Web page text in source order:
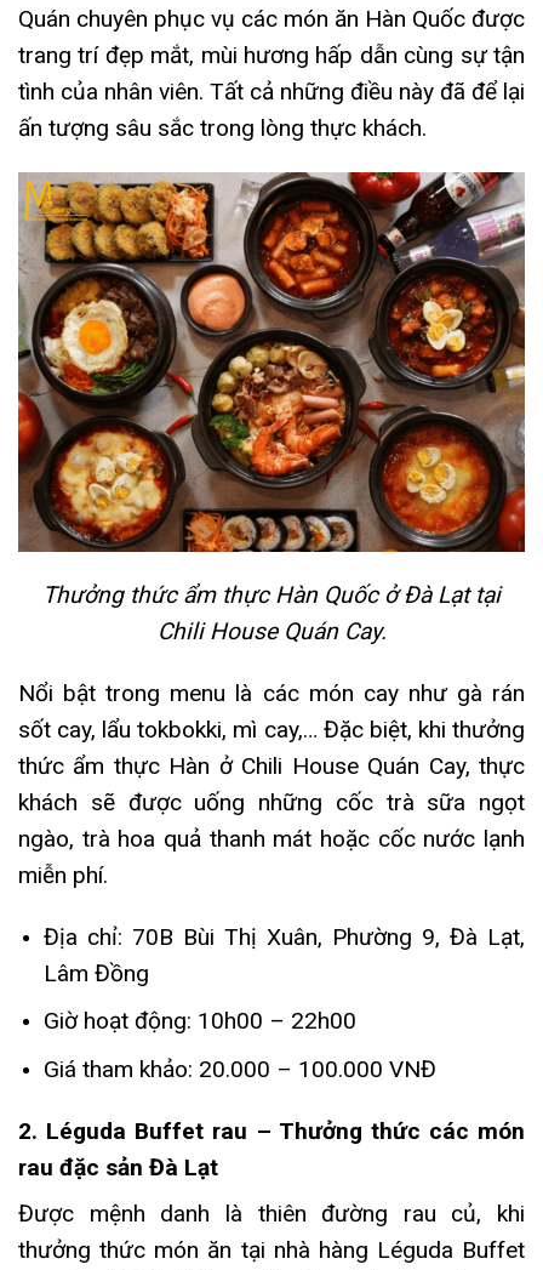
Quán chuyên phục vụ các món ăn Hàn Quốc được
trang trí đẹp mắt, mùi hương hấp dẫn cùng sự tận
tình của nhân viên. Tất cả những điều này đã để lại
ấn tượng sâu sắc trong lòng thực khách.
Thưởng thức ẩm thực Hàn Quốc ở Đà Lạt tại
Chili House Quán Cay.
Nổi bật trong menu là các món cay như gà rán
sốt cay, lẩu tokbokki, mì cay,… Đặc biệt, khi thưởng
thức ẩm thực Hàn ở Chili House Quán Cay, thực
khách sẽ được uống những cốc trà sữa ngọt
ngào, trà hoa quả thanh mát hoặc cốc nước lạnh
miễn phí.
Địa chỉ: 70B Bùi Thị Xuân, Phường 9, Đà Lạt,
Lâm Đồng
Giờ hoạt động: 10h00 – 22h00
Giá tham khảo: 20.000 – 100.000 VNĐ
2. Léguda Buffet rau – Thưởng thức các món
rau đặc sản Đà Lạt
Được mệnh danh là thiên đường rau củ, khi
thưởng thức món ăn tại nhà hàng Léguda Buffet